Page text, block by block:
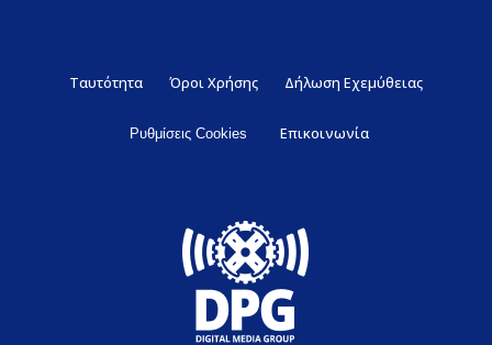
Ταυτότητα Όροι Χρήσης Δήλωση Εχεμύθειας
Ρυθμίσεις Cookies Επικοινωνία